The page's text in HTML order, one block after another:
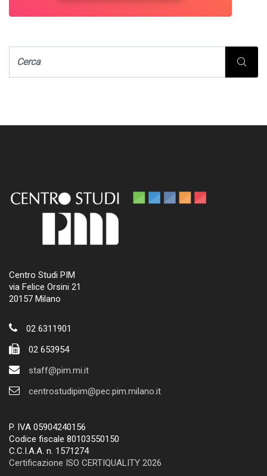
Centro Studi PIM
via Felice Orsini 21
20157 Milano
02 6311901
02 653954
staff@pim.mi.it
centrostudipim@pec.pim.milano.it
P. IVA 05904240156
Codice fiscale 80103550150
C.C.I.A.A. n. 1571274
Certificazione ISO CERTIQUALITY 2026